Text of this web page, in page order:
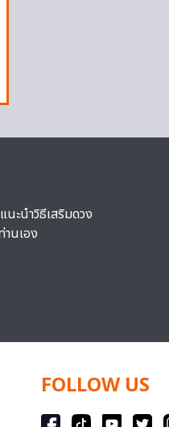
ะนำวิธีเสริมดวง
นเอง
FOLLOW US